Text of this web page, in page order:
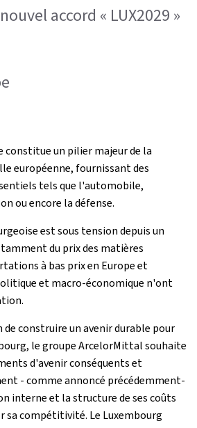
accord « LUX2029 »
constitue un pilier majeur de la
européenne, fournissant des
tels que l'automobile,
ou encore la défense.
est sous tension depuis un
du prix des matières
à bas prix en Europe et
et macro-économique n'ont
de construire un avenir durable pour
le groupe ArcelorMittal souhaite
d'avenir conséquents et
- comme annoncé précédemment-
interne et la structure de ses coûts
sa compétitivité. Le Luxembourg